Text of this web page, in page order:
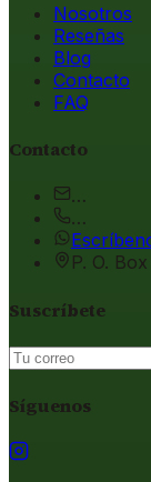
Nosotros
Reseñas
Blog
Contacto
FAQ
Contacto
…
…
P. O.
Suscríbete
Síguenos